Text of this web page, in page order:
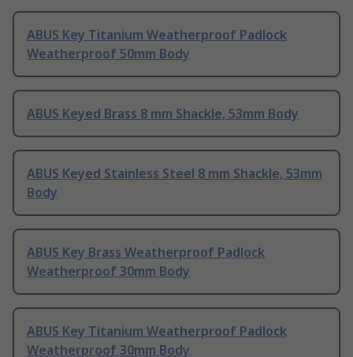
ABUS Key Titanium Weatherproof Padlock
Weatherproof 50mm Body
ABUS Keyed Brass 8 mm Shackle, 53mm Body
ABUS Keyed Stainless Steel 8 mm Shackle, 53mm
Body
ABUS Key Brass Weatherproof Padlock
Weatherproof 30mm Body
ABUS Key Titanium Weatherproof Padlock
Weatherproof 30mm Body